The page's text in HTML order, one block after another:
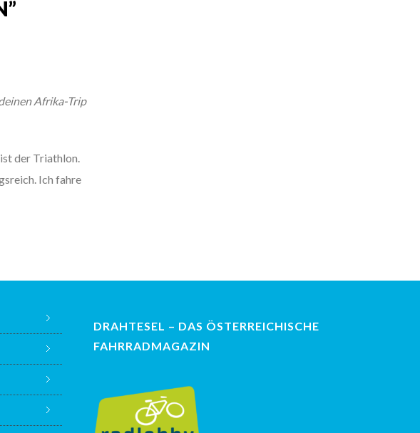
Afrika-Trip
der Triathlon.
Ich fahre
DRAHTESEL – DAS ÖSTERREICHISCHE
FAHRRADMAGAZIN